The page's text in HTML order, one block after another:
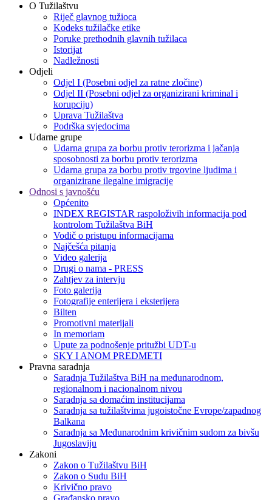
O Tužilaštvu
Riječ glavnog tužioca
Kodeks tužilačke etike
Poruke prethodnih glavnih tužilaca
Istorijat
Nadležnosti
Odjeli
Odjel I (Posebni odjel za ratne zločine)
Odjel II (Posebni odjel za organizirani kriminal i
korupciju)
Uprava Tužilaštva
Podrška svjedocima
Udarne grupe
Udarna grupa za borbu protiv terorizma i jačanja
sposobnosti za borbu protiv terorizma
Udarna grupa za borbu protiv trgovine ljudima i
organizirane ilegalne imigracije
Odnosi s javnošću
Općenito
INDEX REGISTAR raspoloživih informacija pod
kontrolom Tužilaštva BiH
Vodič o pristupu informacijama
Najčešća pitanja
Video galerija
Drugi o nama - PRESS
Zahtjev za intervju
Foto galerija
Fotografije enterijera i eksterijera
Bilten
Promotivni materijali
In memoriam
Upute za podnošenje pritužbi UDT-u
SKY I ANOM PREDMETI
Pravna saradnja
Saradnja Tužilaštva BiH na međunarodnom,
regionalnom i nacionalnom nivou
Saradnja sa domaćim institucijama
Saradnja sa tužilaštvima jugoistočne Evrope/zapadnog
Balkana
Saradnja sa Međunarodnim krivičnim sudom za bivšu
Jugoslaviju
Zakoni
Zakon o Тužilaštvu BiH
Zakon o Sudu BiH
Krivično pravo